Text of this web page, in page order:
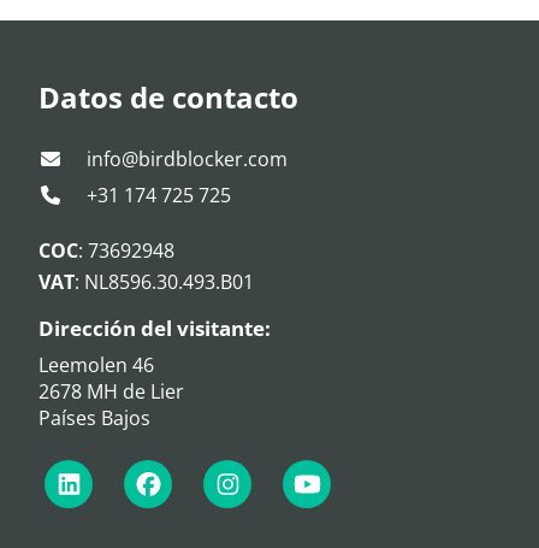
Datos de contacto
info@birdblocker.com
+31 174 725 725
COC: 73692948
VAT: NL8596.30.493.B01
Dirección del visitante:
Leemolen 46
2678 MH de Lier
Países Bajos